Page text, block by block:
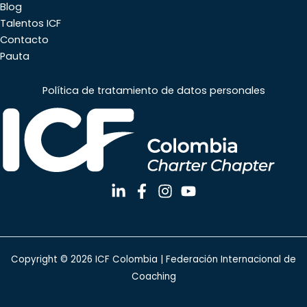
Blog
Talentos ICF
Contacto
Pauta
Política de tratamiento de datos personales
Copyright © 2026 ICF Colombia | Federación Internacional de
Coaching